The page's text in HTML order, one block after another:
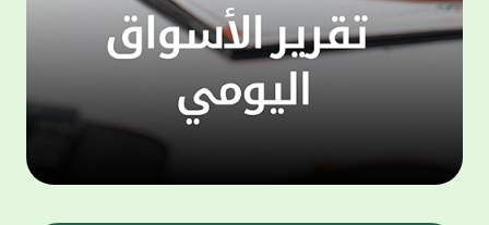
التي يقدمها البنك نظرا لما حققه من إقبال
لافت وما حظي به من ثقة كبيرة من العملاء.
ويمنح حساب "الحصاد" فرصاً متزايدة للفوز حيث
وتزيد هذه الفرص كلما زاد العميل من مدة
احتفاظه برصيده، ليصبح الطريق إلى لقب
"مليونير بيت التمويل" أقرب وأكثر واقعية.
وبالنسبة لحساب "الرابح" فهو حساب مخصص